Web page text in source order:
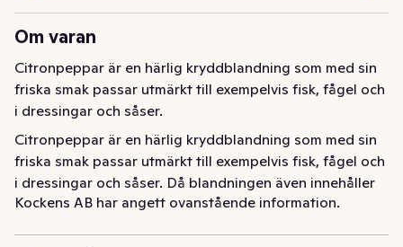
Om varan
Citronpeppar är en härlig kryddblandning som med sin
friska smak passar utmärkt till exempelvis fisk, fågel och
i dressingar och såser.
Citronpeppar är en härlig kryddblandning som med sin
friska smak passar utmärkt till exempelvis fisk, fågel och
i dressingar och såser. Då blandningen även innehåller
salt kan den med fördel användas som ensam krydda i
Kockens AB har angett ovanstående information.